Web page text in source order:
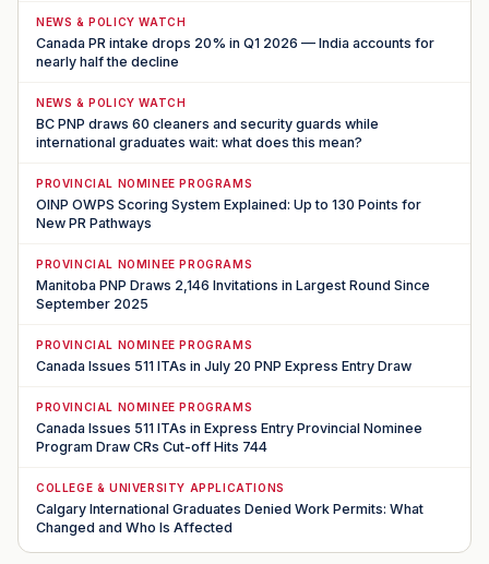
NEWS & POLICY WATCH
Canada PR intake drops 20% in Q1 2026 — India accounts for
nearly half the decline
NEWS & POLICY WATCH
BC PNP draws 60 cleaners and security guards while
international graduates wait: what does this mean?
PROVINCIAL NOMINEE PROGRAMS
OINP OWPS Scoring System Explained: Up to 130 Points for
New PR Pathways
PROVINCIAL NOMINEE PROGRAMS
Manitoba PNP Draws 2,146 Invitations in Largest Round Since
September 2025
PROVINCIAL NOMINEE PROGRAMS
Canada Issues 511 ITAs in July 20 PNP Express Entry Draw
PROVINCIAL NOMINEE PROGRAMS
Canada Issues 511 ITAs in Express Entry Provincial Nominee
Program Draw CRs Cut-off Hits 744
COLLEGE & UNIVERSITY APPLICATIONS
Calgary International Graduates Denied Work Permits: What
Changed and Who Is Affected